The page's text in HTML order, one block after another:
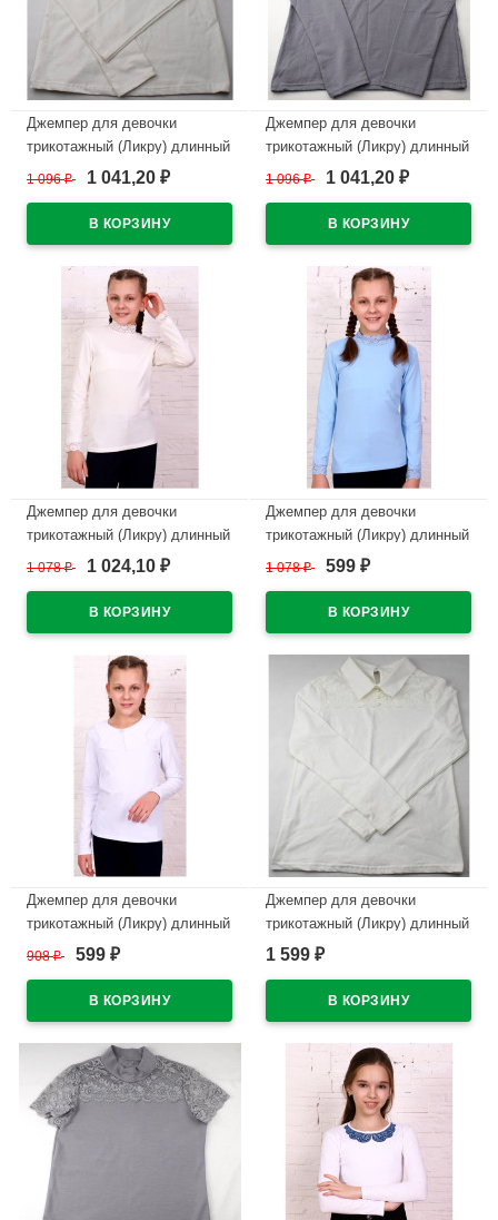
Джемпер для девочки
трикотажный (Ликру) длинный
рукав цвет экрю арт.0217
32/128-42/164
1 096₽ 1 041,20 ₽
Джемпер для девочки
трикотажный (Ликру) длинный
рукав цвет серый арт.0217
32/128-42/164
1 096₽ 1 041,20 ₽
Джемпер для девочки
трикотажный (Ликру) длинный
рукав цвет экрю арт.0066
1 078₽ 1 024,10 ₽
Джемпер для девочки
трикотажный (Ликру) длинный
рукав цвет голубой арт.0066
1 078₽ 599 ₽
Джемпер для девочки
трикотажный (Ликру) длинный
рукав цвет белый арт.0220
32/128-40/158
908₽ 599 ₽
Джемпер для девочки
трикотажный (Ликру) длинный
рукав цвет экрю арт.0005
1 599 ₽